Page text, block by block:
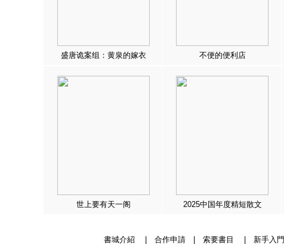
盛唐诡案组：黄泉的嫁衣 不便的便利店
世上要有天一阁 2025中国年度精短散文
書城介紹 合作申請| 索要書目 新手入門